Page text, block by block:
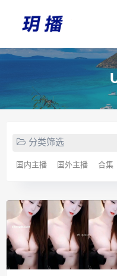
分类筛选
国内主播 国外主播 合集